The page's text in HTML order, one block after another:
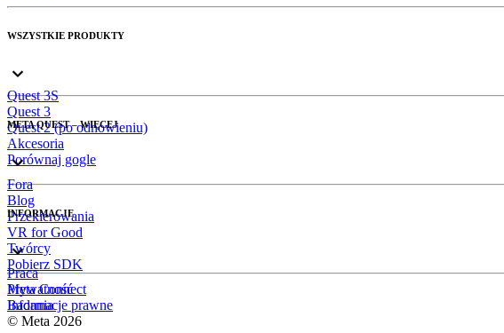
WSZYSTKIE PRODUKTY
Quest 3S
Quest 3
Quest 2 (po odnowieniu)
Akcesoria
Porównaj gogle
META QUEST – WIĘCEJ
Fora
Blog
Przekierowania
VR for Good
Twórcy
Pobierz SDK
INFORMACJE
Praca
Meta Connect
Badania
Prywatność
Informacje prawne
© Meta 2026